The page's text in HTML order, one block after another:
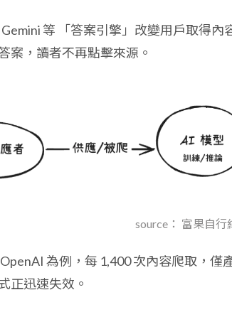
等 「答案引擎」改變用戶取得
案，讀者不再點擊來源。
source： 富果自行
為例，每 1,400 次內容爬取，
正迅速失效。